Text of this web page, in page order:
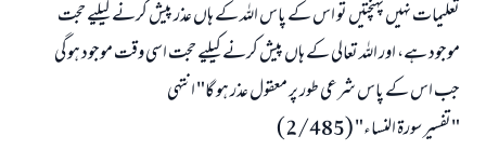
تعلیمات نہیں پہنچتیں تو اس کے پاس اللہ کے ہاں عذر پیش کرنے کیلیے حجت
موجود ہے، اور اللہ تعالی کے ہاں پیش کرنے کیلیے حجت اسی وقت موجود ہو گی
جب اس کے پاس شرعی طور پر معقول عذر ہو گا" انتہی
"تفسیر سورة النساء" (2/485)